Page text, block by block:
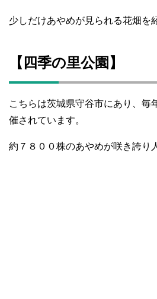
少しだけあやめが見られる花畑を
【四季の里公園】
こちらは茨城県守谷市にあり、毎
催されています。
約７８００株のあやめが咲き誇り